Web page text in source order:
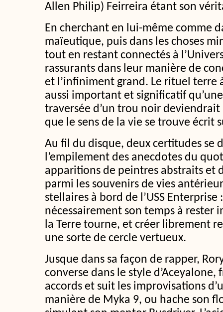
Allen Philip) Feirreira étant son
En cherchant en lui-même comme
maïeutique, puis dans les choses
tout en restant connectés à
rassurants dans leur manière de
et l’infiniment grand. Le rituel terre
aussi important et significatif
traversée d’un trou noir
que le sens de la vie se trouve écrit
Au fil du disque, deux certitudes se
l’empilement des anecdotes du
apparitions de peintres abstraits et
parmi les souvenirs de vies
stellaires à bord de l’USS Enterprise
nécessairement son temps à rester
la Terre tourne, et créer librement
une sorte de cercle vertueux.
Jusque dans sa façon de rapper,
converse dans le style
accords et suit les improvisations
manière de Myka 9, ou hache son